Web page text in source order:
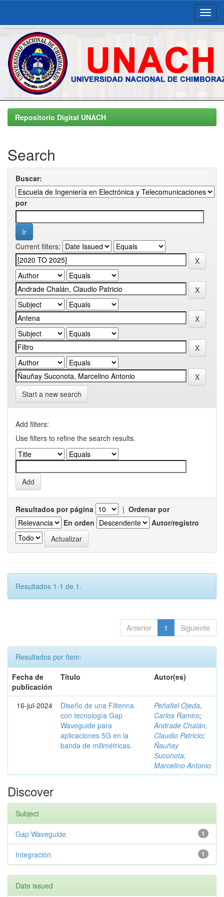
Skip
navigationRepositorio Digital UNACH
Search
Buscar:
por
Current filters:
Start a new search
Add filters:
Use filters to refine the search results.
Resultados por página | Ordenar por
En orden
Autor/registro
Resultados 1-1 de 1.
Anterior 1 Siguiente
Resultados por ítem:
Fecha de
publicación
Título Autor(es)
16-jul-2024
Diseño de una Filtenna
con tecnología Gap
Waveguide para
aplicaciones 5G en la
banda de milimétricas.
Peñafiel Ojeda,
Carlos Ramiro;
Andrade Chalán,
Claudio Patricio;
Ñauñay
Suconota,
Marcelino Antonio
Discover
Subject
1
Gap Waveguide
1
Integración
Date issued